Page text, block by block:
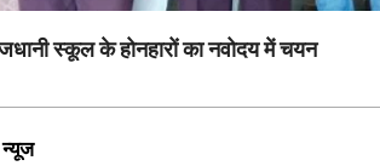
स्कूल के होनहारों का नवोदय में चयन